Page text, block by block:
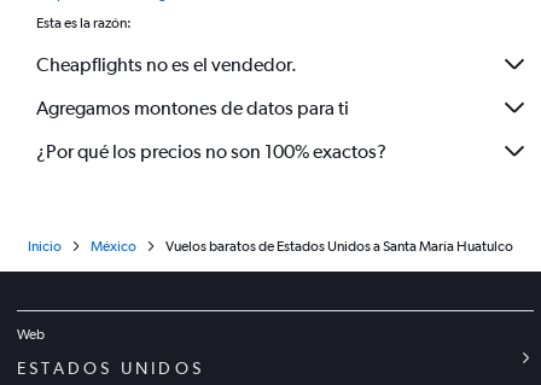
Esta es la razón:
Cheapflights no es el vendedor.
Agregamos montones de datos para ti
¿Por qué los precios no son 100% exactos?
Inicio México Vuelos baratos de Estados Unidos a Santa María Huatulco
Web
ESTADOS UNIDOS